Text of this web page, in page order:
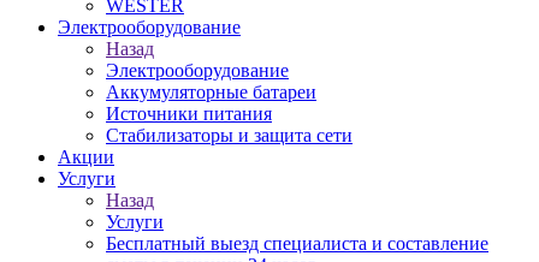
WESTER
Электрооборудование
Назад
Электрооборудование
Аккумуляторные батареи
Источники питания
Стабилизаторы и защита сети
Акции
Услуги
Назад
Услуги
Бесплатный выезд специалиста и составление